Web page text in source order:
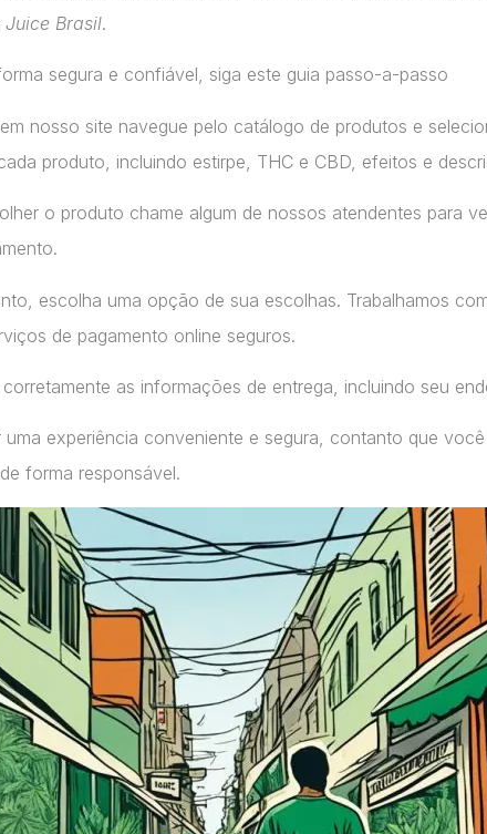
Juice Brasil.
segura e confiável, siga este guia passo-a-passo
nosso site navegue pelo catálogo de produtos e
produto, incluindo estirpe, THC e CBD, efeitos e
o produto chame algum de nossos atendentes para
escolha uma opção de sua escolhas. Trabalhamos
de pagamento online seguros.
as informações de entrega, incluindo seu
uma experiência conveniente e segura, contanto que
forma responsável.